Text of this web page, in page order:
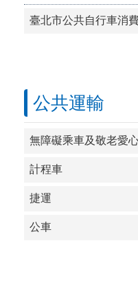
公共運輸
無障礙乘車及敬老愛
計程車
捷運
公車